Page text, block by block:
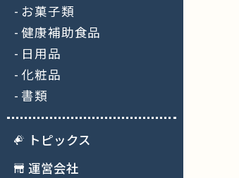
お菓子類
健康補助食品
日用品
化粧品
書類
トピックス
運営会社